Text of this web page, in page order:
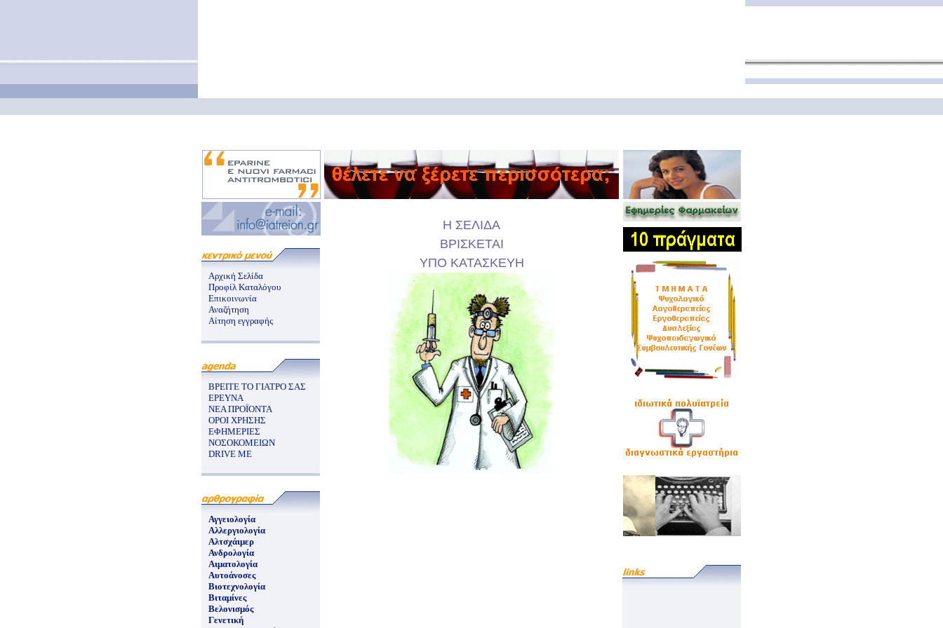
Αρχική Σελίδα
Προφίλ Καταλόγου
Επικοινωνία
Αναζήτηση
Αίτηση εγγραφής
ΒΡΕΙΤΕ ΤΟ ΓΙΑΤΡΟ ΣΑΣ
ΕΡΕΥΝΑ
ΝΕΑ ΠΡΟΪΟΝΤΑ
ΟΡΟΙ ΧΡΗΣΗΣ
ΕΦΗΜΕΡΙΕΣ
ΝΟΣΟΚΟΜΕΙΩΝ
DRIVE ME
Αγγειολογία
Αλλεργιολογία
Αλτσχάιμερ
Ανδρολογία
Αιματολογία
Αυτοάνοσες
Βιοτεχνολογία
Βιταμίνες
Βελονισμός
Γενετική
Η ΣΕΛΙΔΑ
ΒΡΙΣΚΕΤΑΙ
ΥΠΟ ΚΑΤΑΣΚΕΥΗ